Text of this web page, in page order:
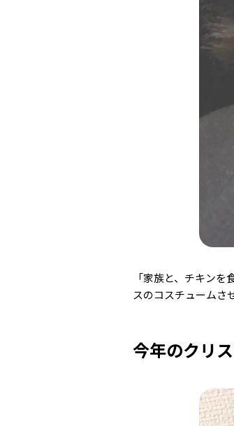
「家族と、チキン
スのコスチュームさ
今年のクリ